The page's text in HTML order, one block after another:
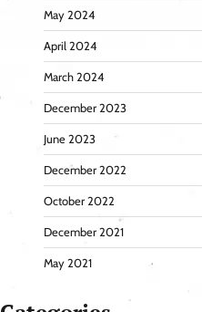
May 2024
April 2024
March 2024
December 2023
June 2023
December 2022
October 2022
December 2021
May 2021